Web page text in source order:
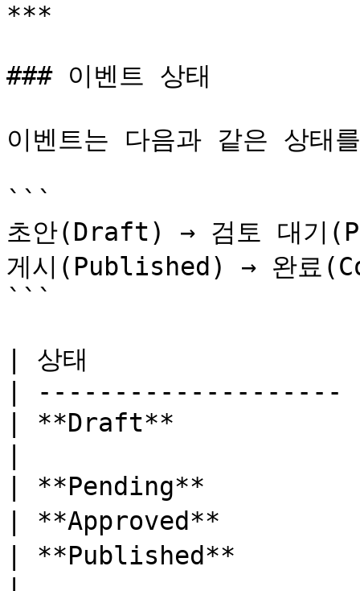
***
### 이벤트 상태
이벤트는 다음과 같은 상태
```
초안(Draft) → 검토 대기
게시(Published) → 완료
```
| 상태
|
| **Draft**            | 작
| **Pending**          |
| **Approved**
| **Published**        |